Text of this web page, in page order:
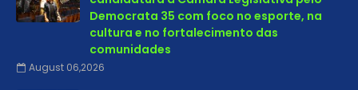
Democrata 35 com foco no esporte, na
cultura e no fortalecimento das
comunidades
August 06,2026